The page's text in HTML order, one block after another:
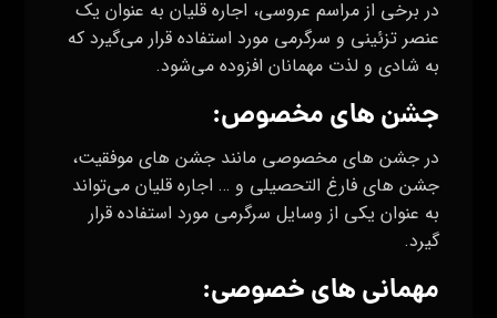
در برخی از مراسم عروسی، اجاره قلیان به عنوان یک
عنصر تزئینی و سرگرمی مورد استفاده قرار می‌گیرد که
به شادی و لذت مهمانان افزوده می‌شود.
جشن های مخصوص:
در جشن های مخصوصی مانند جشن های موفقیت،
جشن های فارغ التحصیلی و … اجاره قلیان می‌تواند
به عنوان یکی از وسایل سرگرمی مورد استفاده قرار
گیرد.
مهمانی های خصوصی: